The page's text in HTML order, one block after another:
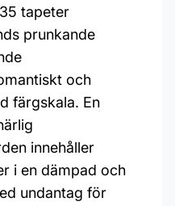
tapeter
prunkande
och
färgskala. En
innehåller
i en dämpad och
undantag för